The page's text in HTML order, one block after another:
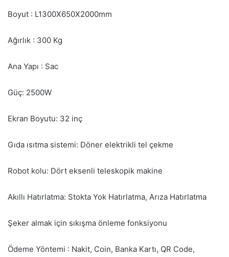
Boyut : L1300X650X2000mm
Ağırlık : 300 Kg
Ana Yapı : Sac
Güç: 2500W
Ekran Boyutu: 32 inç
Gıda ısıtma sistemi: Döner elektrikli tel çekme
Robot kolu: Dört eksenli teleskopik makine
Akıllı Hatırlatma: Stokta Yok Hatırlatma, Arıza Hatırlatma
Şeker almak için sıkışma önleme fonksiyonu
Ödeme Yöntemi : Nakit, Coin, Banka Kartı, QR Code,